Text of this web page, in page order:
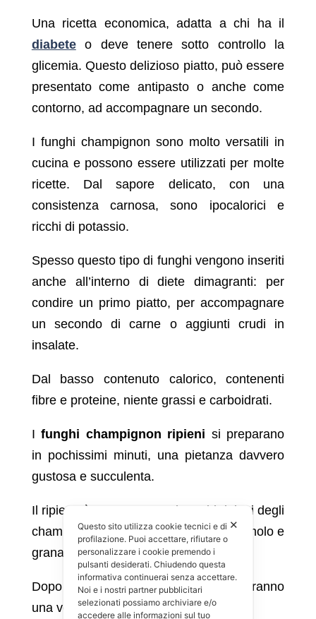
Una ricetta economica, adatta a chi ha il
diabeteo deve tenere sotto controllo la
glicemia. Questo delizioso piatto, può essere
presentato come antipasto o anche come
contorno, ad accompagnare un secondo.
I funghi champignon sono molto versatili in
cucina e possono essere utilizzati per molte
ricette. Dal sapore delicato, con una
consistenza carnosa, sono ipocalorici e
ricchi di potassio.
Spesso questo tipo di funghi vengono inseriti
anche all’interno di diete dimagranti: per
condire un primo piatto, per accompagnare
un secondo di carne o aggiunti crudi in
insalate.
Dal basso contenuto calorico, contenenti
fibre e proteine, niente grassi e carboidrati.
Ifunghi champignon ripieni si preparano
in pochissimi minuti, una pietanza davvero
gustosa e succulenta.
Il ripieno è preparato con i gambi ripieni degli
champignon insaporiti da aglio prezzemolo e
grana grattugiato.
Dopo aver preparato il ripieno basteranno
una ventina di minuti in cottura al forno.
✕
Questo sito utilizza cookie tecnici e di
profilazione. Puoi accettare, rifiutare o
personalizzare i cookie premendo i
pulsanti desiderati. Chiudendo questa
informativa continuerai senza accettare.
Noi e i nostri partner pubblicitari
selezionati possiamo archiviare e/o
accedere alle informazioni sul tuo